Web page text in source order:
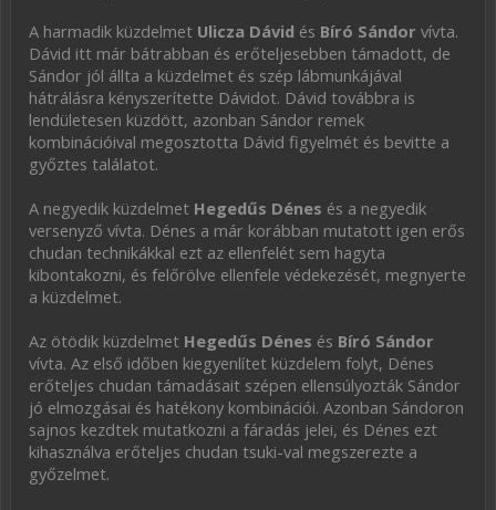
A harmadik küzdelmet Ulicza Dávid és Bíró Sándor vívta.
Dávid itt már bátrabban és erőteljesebben támadott, de
Sándor jól állta a küzdelmet és szép lábmunkájával
hátrálásra kényszerítette Dávidot. Dávid továbbra is
lendületesen küzdött, azonban Sándor remek
kombinációival megosztotta Dávid figyelmét és bevitte a
győztes találatot.
A negyedik küzdelmet Hegedűs Dénes és a negyedik
versenyző vívta. Dénes a már korábban mutatott igen erős
chudan technikákkal ezt az ellenfelét sem hagyta
kibontakozni, és felőrölve ellenfele védekezését, megnyerte
a küzdelmet.
Az ötödik küzdelmet Hegedűs Dénes és Bíró Sándor
vívta. Az első időben kiegyenlítet küzdelem folyt, Dénes
erőteljes chudan támadásait szépen ellensúlyozták Sándor
jó elmozgásai és hatékony kombinációi. Azonban Sándoron
sajnos kezdtek mutatkozni a fáradás jelei, és Dénes ezt
kihasználva erőteljes chudan tsuki-val megszerezte a
győzelmet.